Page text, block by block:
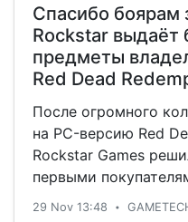
Спасибо боярам
Rockstar выдаёт
предметы
Red Dead
После огромного
на PC-версию Red
Rockstar Games
первыми
наборы предметов,
29 Nov 13:48 •